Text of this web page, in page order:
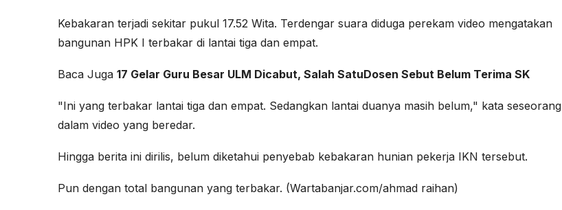
Kebakaran terjadi sekitar pukul 17.52 Wita. Terdengar suara diduga perekam video mengatakan
bangunan HPK I terbakar di lantai tiga dan empat.
Baca Juga 17 Gelar Guru Besar ULM Dicabut, Salah SatuDosen Sebut Belum Terima SK
"Ini yang terbakar lantai tiga dan empat. Sedangkan lantai duanya masih belum," kata seseorang
dalam video yang beredar.
Hingga berita ini dirilis, belum diketahui penyebab kebakaran hunian pekerja IKN tersebut.
Pun dengan total bangunan yang terbakar. (Wartabanjar.com/ahmad raihan)